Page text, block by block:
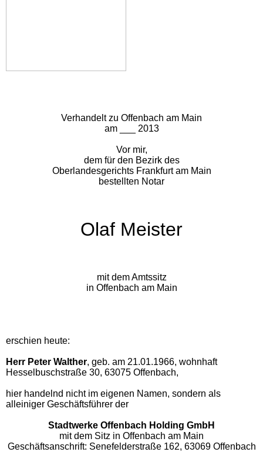
Verhandelt zu Offenbach am Main
am
___ 2013
Vor mir,
dem für den Bezirk des
Oberlandesgerichts Frankfurt am Main
bestellten Notar
Olaf Meister
mit dem Amtssitz
in Offenbach am Main
erschien heute:
Herr Peter Walther, geb. am 21.01.1966, wohnhaft
Hesselbuschstraße 30, 63075 Offenbach,
hier handelnd nicht im eigenen Namen, sondern als
alleiniger Geschäftsführer der
Stadtwerke Offenbach Holding GmbH
mit dem Sitz in Offenbach am Main
Geschäftsanschrift: Senefelderstraße 162, 63069 Offenbach